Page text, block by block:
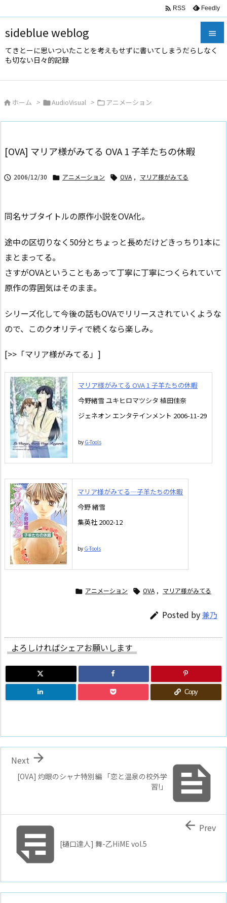
sideblue weblog
てきとーに思いついたことを考えもせずに書いてしまうだらしなく
も切ない日々的記録



 RSS Feedly
 ホーム > AudioVisual > アニメーション
[OVA] マリア様がみてる OVA 1 子羊たちの休暇
 2006/12/30  アニメーション  OVA , マリア様がみてる
同名サブタイトルの原作小説をOVA化。
途中の区切りなく50分とちょっと長めだけどきっちり1本に
まとまってる。
さすがOVAということもあって丁寧に丁寧につくられていて
原作の雰囲気はそのまま。
シリーズ化して今後の話もOVAでリリースされていくような
ので、このクオリティで続くなら楽しみ。
[>>「マリア様がみてる」]
マリア様がみてる OVA 1 子羊たちの休暇
今野緒雪 ユキヒロマツシタ 植田佳奈
ジェネオン エンタテインメント 2006-11-29
by G-Tools
マリア様がみてる―子羊たちの休暇
今野 緒雪
集英社 2002-12
by G-Tools
 アニメーション  OVA , マリア様がみてる
 Posted by兼乃
よろしければシェアお願いします
Copy

[OVA] 灼眼のシャナ特別編 「恋と温泉の校外学
習!」

Next
[樋口達人] 舞-乙HiME vol.5
 Prev